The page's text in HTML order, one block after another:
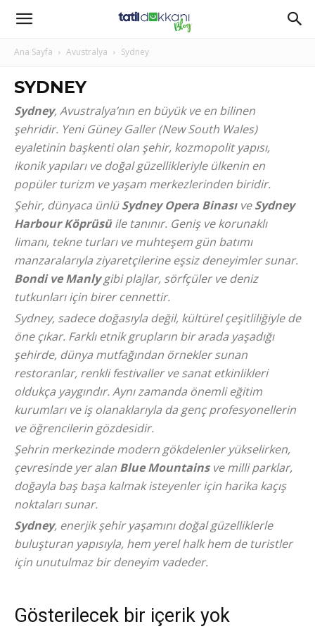
Ana Sayfa Avustralya Sydney
SYDNEY
Sydney, Avustralya’nın en büyük ve en bilinen
şehridir. Yeni Güney Galler (New South Wales)
eyaletinin başkenti olan şehir, kozmopolit yapısı,
ikonik yapıları ve doğal güzellikleriyle ülkenin en
popüler turizm ve yaşam merkezlerinden biridir.
Şehir, dünyaca ünlüSydney Opera BinasıveSydney
Harbour Köprüsüile tanınır. Geniş ve korunaklı
limanı, tekne turları ve muhteşem gün batımı
manzaralarıyla ziyaretçilerine eşsiz deneyimler sunar.
Bondi ve Manlygibi plajlar, sörfçüler ve deniz
tutkunları için birer cennettir.
Sydney, sadece doğasıyla değil, kültürel çeşitliliğiyle de
öne çıkar. Farklı etnik grupların bir arada yaşadığı
şehirde, dünya mutfağından örnekler sunan
restoranlar, renkli festivaller ve sanat etkinlikleri
oldukça yaygındır. Aynı zamanda önemli eğitim
kurumları ve iş olanaklarıyla da genç profesyonellerin
ve öğrencilerin gözdesidir.
Şehrin merkezinde modern gökdelenler yükselirken,
çevresinde yer alan Blue Mountainsve milli parklar,
doğayla baş başa kalmak isteyenler için harika kaçış
noktaları sunar.
Sydney, enerjik şehir yaşamını doğal güzelliklerle
buluşturan yapısıyla, hem yerel halk hem de turistler
için unutulmaz bir deneyim vadeder.
Gösterilecek bir içerik yok